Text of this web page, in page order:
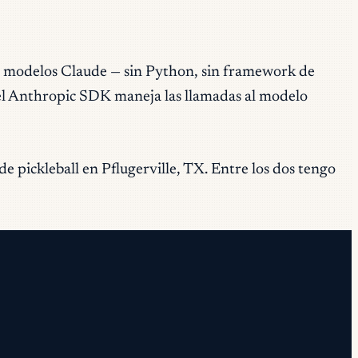
Claude — sin Python, sin framework de
Anthropic SDK maneja las llamadas al modelo
pickleball en Pflugerville, TX. Entre los dos tengo